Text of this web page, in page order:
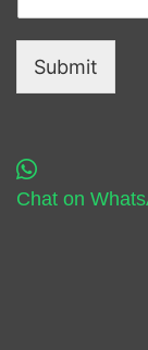
Submit
Chat on